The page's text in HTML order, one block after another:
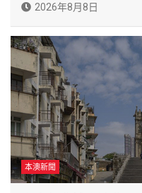
2026年8月8日
本澳新聞